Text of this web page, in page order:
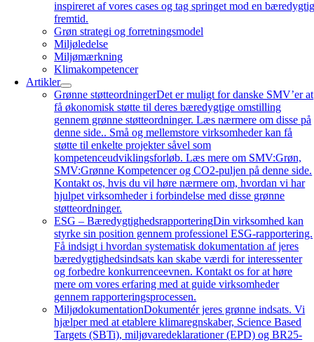
inspireret af vores cases og tag springet mod en
fremtid.
Grøn strategi og forretningsmodel
Miljøledelse
Miljømærkning
Klimakompetencer
Artikler
Grønne støtteordningerDet er muligt for danske SMV’er at
få økonomisk støtte til deres bæredygtige omstilling
gennem grønne støtteordninger. Læs nærmere om disse på
denne side.. Små og mellemstore virksomheder kan få
støtte til enkelte projekter såvel som
kompetenceudviklingsforløb. Læs mere om SMV:Grøn,
SMV:Grønne Kompetencer og CO2-puljen på denne side.
Kontakt os, hvis du vil høre nærmere om, hvordan vi har
hjulpet virksomheder i forbindelse med disse grønne
støtteordninger.
ESG – BæredygtighedsrapporteringDin virksomhed kan
styrke sin position gennem professionel ESG-rapportering.
Få indsigt i hvordan systematisk dokumentation af jeres
bæredygtighedsindsats kan skabe værdi for interessenter
og forbedre konkurrenceevnen. Kontakt os for at høre
mere om vores erfaring med at guide virksomheder
gennem rapporteringsprocessen.
MiljødokumentationDokumentér jeres grønne indsats. Vi
hjælper med at etablere klimaregnskaber, Science Based
Targets (SBTi), miljøvaredeklarationer (EPD) og BR25-